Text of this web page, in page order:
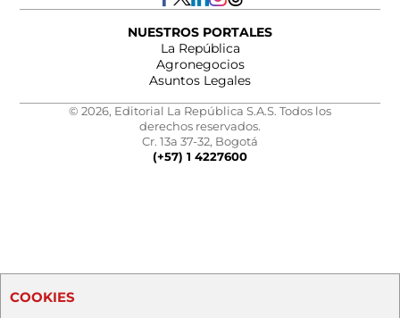
NUESTROS PORTALES
La República
Agronegocios
Asuntos Legales
© 2026, Editorial La República S.A.S. Todos los
derechos reservados.
Cr. 13a 37-32, Bogotá
(+57) 1 4227600
COOKIES